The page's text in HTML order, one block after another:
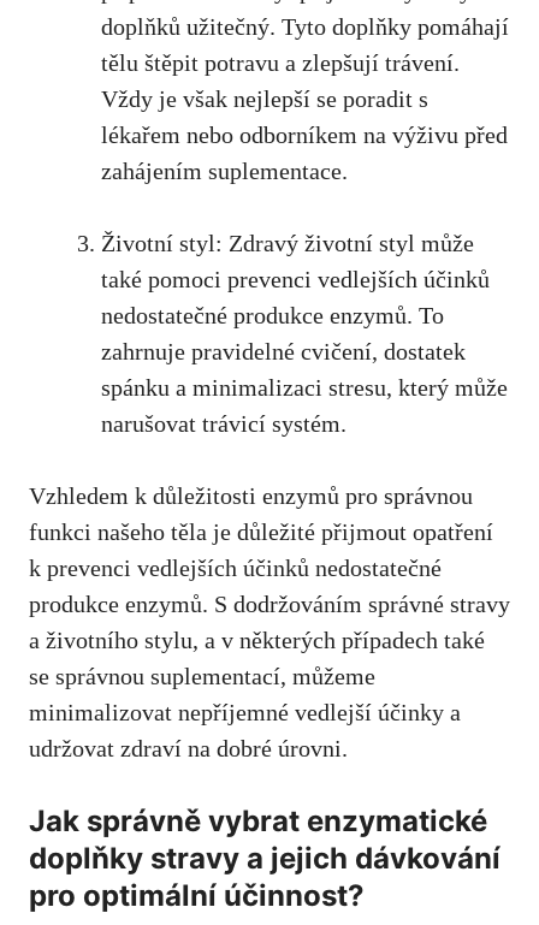
doplňků užitečný. Tyto doplňky pomáhají
tělu štěpit potravu a zlepšují trávení.
Vždy je však nejlepší se poradit s
lékařem nebo odborníkem na výživu před
zahájením suplementace.
Životní styl: Zdravý životní styl může
také pomoci prevenci vedlejších účinků
nedostatečné produkce enzymů. To
zahrnuje pravidelné cvičení, dostatek
spánku a minimalizaci stresu, který může
narušovat trávicí systém.
Vzhledem k důležitosti enzymů pro správnou
funkci našeho těla je důležité přijmout opatření
k prevenci vedlejších účinků nedostatečné
produkce enzymů. S dodržováním správné stravy
a životního stylu, a v některých případech také
se správnou suplementací, můžeme
minimalizovat nepříjemné vedlejší účinky a
udržovat zdraví na dobré úrovni.
Jak správně vybrat enzymatické
doplňky stravy a jejich dávkování
pro optimální účinnost?